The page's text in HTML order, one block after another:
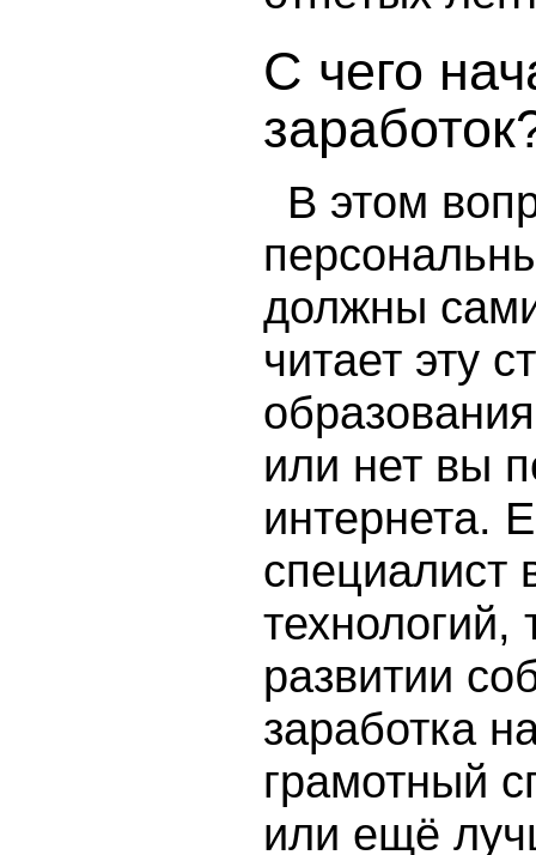
С чего
В этом
должны
читает эту
или нет вы
интернета.
специалист
технологий,
развитии
заработка
грамотный
или ещё